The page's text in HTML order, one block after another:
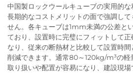
中国製ロックウールキューブの実用的
長期的なコストメリットの面で強調し
せん。各キューブは1mm未満の公差と
ており、設置時に完璧にフィットして
なり、従来の断熱材と比較して設置時
削減できます。通常80～120kg/m³の軽
取り扱いや配置が容易になり、建設現